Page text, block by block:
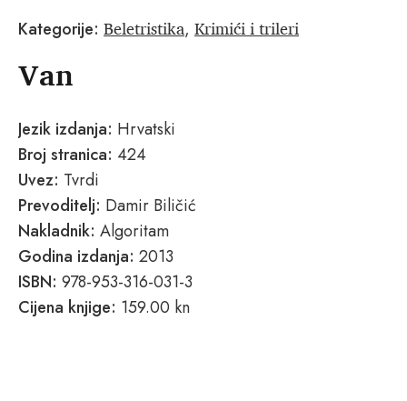
Kategorije: Beletristika, Krimići i trileri
Van
Jezik izdanja: Hrvatski
Broj stranica: 424
Uvez: Tvrdi
Prevoditelj: Damir Biličić
Nakladnik: Algoritam
Godina izdanja: 2013
ISBN: 978-953-316-031-3
Cijena knjige: 159.00 kn